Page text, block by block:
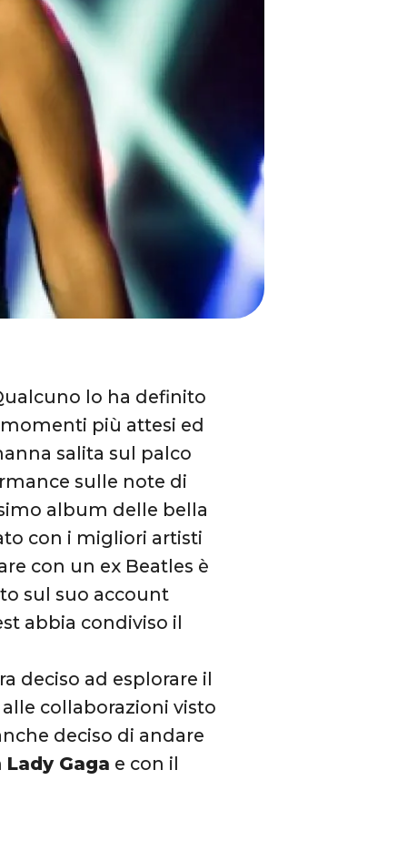
lo ha definito
più attesi ed
salita sul palco
sulle note di
album delle bella
con i migliori artisti
con un ex Beatles è
sul suo account
abbia condiviso il
deciso ad esplorare il
collaborazioni visto
deciso di andare
Lady Gaga e con il